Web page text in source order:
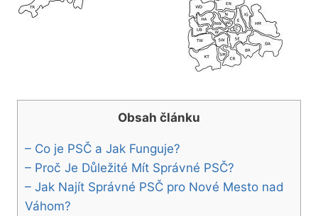
Obsah článku
– Co ⁤je PSČ a Jak Funguje?
– Proč Je⁤ Důležité⁣ Mít⁢ Správné PSČ?
– Jak Najít Správné⁣ PSČ pro⁣ Nové Mesto nad⁣
Váhom?